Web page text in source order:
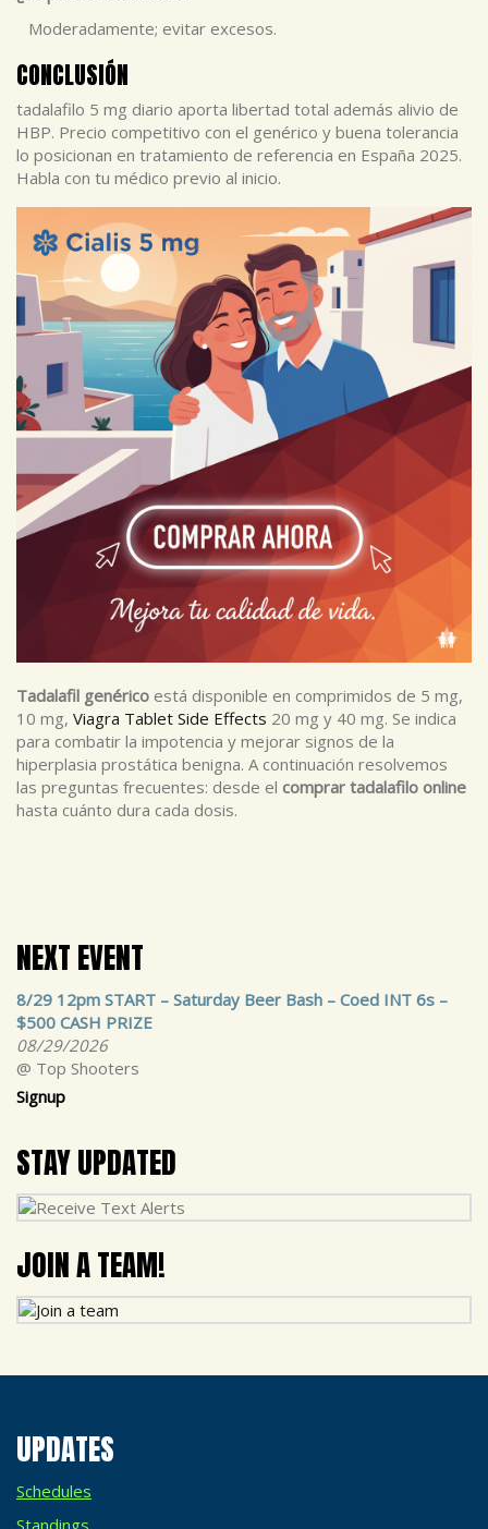
Moderadamente; evitar excesos.
CONCLUSIÓN
tadalafilo 5 mg diario aporta libertad total además alivio de
HBP. Precio competitivo con el genérico y buena tolerancia
lo posicionan en tratamiento de referencia en España 2025.
Habla con tu médico previo al inicio.
Tadalafil genérico está disponible en comprimidos de 5 mg,
10 mg, Viagra Tablet Side Effects 20 mg y 40 mg. Se indica
para combatir la impotencia y mejorar signos de la
hiperplasia prostática benigna. A continuación resolvemos
las preguntas frecuentes: desde el comprar tadalafilo online
hasta cuánto dura cada dosis.
NEXT EVENT
8/29 12pm START – Saturday Beer Bash – Coed INT 6s –
$500 CASH PRIZE
08/29/2026
@ Top Shooters
Signup
STAY UPDATED
JOIN A TEAM!
UPDATES
Schedules